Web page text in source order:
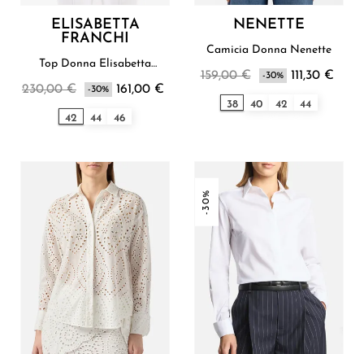
ELISABETTA
FRANCHI
Top Donna Elisabetta
230,00 € -30% 161,00 €
42 44 46
NENETTE
Camicia Donna Nenette
159,00 € -30% 111,30 €
38 40 42 44
-30%